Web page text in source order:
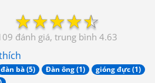
☆
☆
☆
☆
☆
4.63
đàn bà (5) Đàn ông (1)
gióng đực (1)